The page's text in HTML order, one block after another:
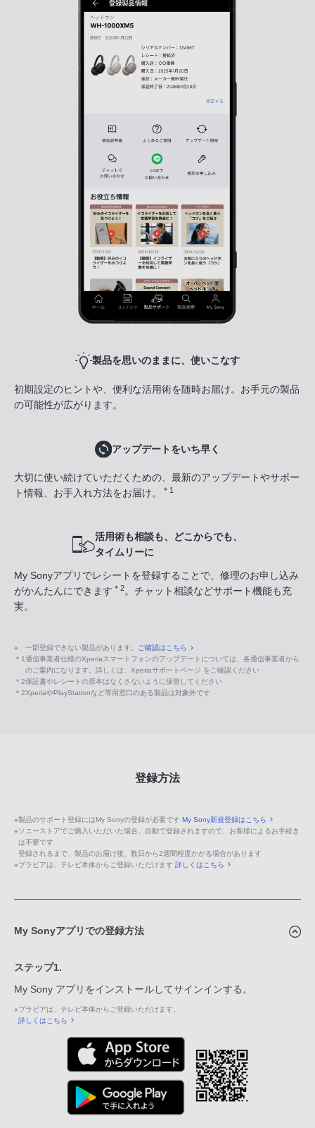
製品を思いのままに、使いこなす
初期設定のヒントや、便利な活用術を随時お届け。お手元の製品
の可能性が広がります。
アップデートをいち早く
大切に使い続けていただくための、最新のアップデートやサポー
ト情報、お手入れ方法をお届け。
＊1
活用術も相談も、どこからでも、
タイムリーに
My Sonyアプリでレシートを登録することで、修理のお申し込み
がかんたんにできます ＊2。チャット相談などサポート機能も充
実。
※ 一部登録できない製品があります。 ご確認はこちら
＊1通信事業者仕様のXperiaスマートフォンのアップデートについては、各通信事業者から
のご案内になります。詳しくは、Xperiaサポートページ をご確認ください
＊2保証書やレシートの原本はなくさないように保管してください
＊2XperiaやPlayStationなど専用窓口のある製品は対象外です
登録方法
※製品のサポート登録にはMy Sonyの登録が必要です My Sony新規登録はこちら
※ソニーストアでご購入いただいた場合、自動で登録されますので、お客様によるお手続き
は不要です
登録されるまで、製品のお届け後、数日から2週間程度かかる場合があります
※ブラビアは、テレビ本体からご登録いただけます 詳しくはこちら
My Sonyアプリでの登録方法
ステップ1.
My Sony アプリをインストールしてサインインする。
※ブラビアは、テレビ本体からご登録いただけます。
詳しくはこちら